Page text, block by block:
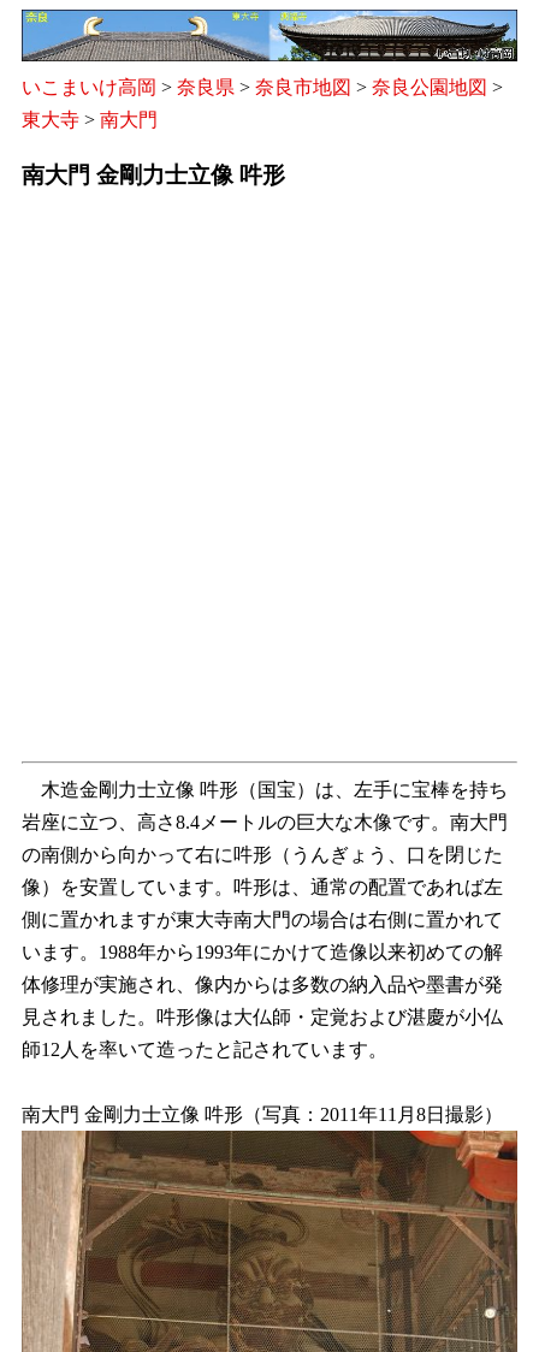
いこまいけ高岡 > 奈良県 > 奈良市地図 > 奈良公園地図 >
東大寺 > 南大門
南大門 金剛力士立像 吽形
木造金剛力士立像 吽形（国宝）は、左手に宝棒を持ち
岩座に立つ、高さ8.4メートルの巨大な木像です。南大門
の南側から向かって右に吽形（うんぎょう、口を閉じた
像）を安置しています。吽形は、通常の配置であれば左
側に置かれますが東大寺南大門の場合は右側に置かれて
います。1988年から1993年にかけて造像以来初めての解
体修理が実施され、像内からは多数の納入品や墨書が発
見されました。吽形像は大仏師・定覚および湛慶が小仏
師12人を率いて造ったと記されています。
南大門 金剛力士立像 吽形（写真：2011年11月8日撮影）